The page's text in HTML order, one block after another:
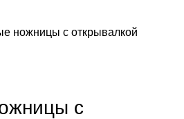
ножницы с открывалкой
с